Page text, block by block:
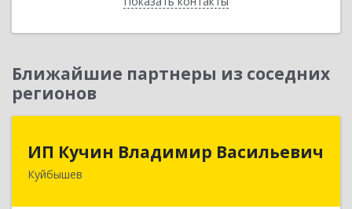
Ближайшие партнеры из соседних
регионов
ИП Кучин Владимир Васильевич
Куйбышев632387, Новосибирская обл, Куйбышев г,